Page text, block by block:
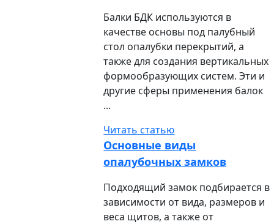
Балки БДК используются в
качестве основы под палубный
стол опалубки перекрытий, а
также для создания вертикальных
формообразующих систем. Эти и
другие сферы применения балок
...
Читать статью
Основные виды
опалубочных замков
Подходящий замок подбирается в
зависимости от вида, размеров и
веса щитов, а также от